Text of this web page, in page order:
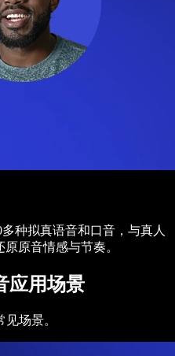
多种拟真语音和口音，与真人
原音情感与节奏。
应用场景
场景。